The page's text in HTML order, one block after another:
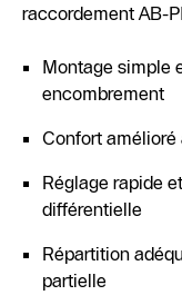
raccordement AB-
Montage simple
encombrement
Confort
Réglage rapide
différentielle
Répartition
partielle